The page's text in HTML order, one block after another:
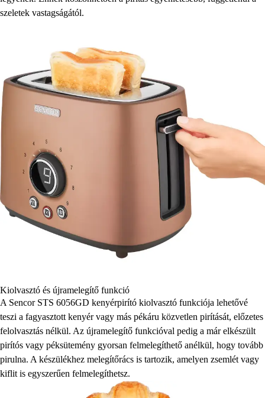
szeletek vastagságától.
Kiolvasztó és újramelegítő funkció
A Sencor STS 6056GD kenyérpirító kiolvasztó funkciója lehetővé
teszi a fagyasztott kenyér vagy más pékáru közvetlen pirítását, előzetes
felolvasztás nélkül. Az újramelegítő funkcióval pedig a már elkészült
pirítós vagy péksütemény gyorsan felmelegíthető anélkül, hogy tovább
pirulna. A készülékhez melegítőrács is tartozik, amelyen zsemlét vagy
kiflit is egyszerűen felmelegíthetsz.